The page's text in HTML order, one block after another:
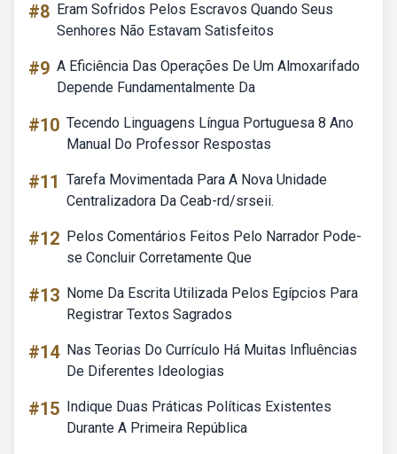
#8 Eram Sofridos Pelos Escravos Quando Seus
Senhores Não Estavam Satisfeitos
#9 A Eficiência Das Operações De Um Almoxarifado
Depende Fundamentalmente Da
#10 Tecendo Linguagens Língua Portuguesa 8 Ano
Manual Do Professor Respostas
#11 Tarefa Movimentada Para A Nova Unidade
Centralizadora Da Ceab-rd/srseii.
#12 Pelos Comentários Feitos Pelo Narrador Pode-
se Concluir Corretamente Que
#13 Nome Da Escrita Utilizada Pelos Egípcios Para
Registrar Textos Sagrados
#14 Nas Teorias Do Currículo Há Muitas Influências
De Diferentes Ideologias
#15 Indique Duas Práticas Políticas Existentes
Durante A Primeira República